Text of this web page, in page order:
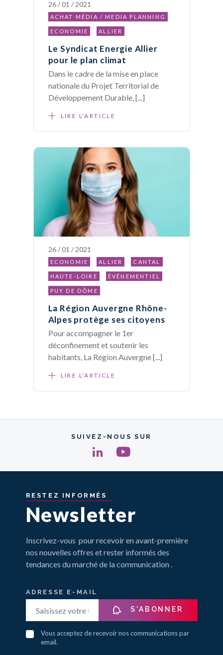
26 / 01 / 2021
ACHAT MÉDIA / MEDIA PLANNING
ECONOMIE ALLIER
Le Syndicat Energie Allier
pour le plan climat
Dans le cadre de la mise en place
nationale du Projet Territorial de
Développement Durable, [...]
LIRE L'ARTICLE
26 / 01 / 2021
ECONOMIE ALLIER CANTAL
HAUTE-LOIRE ÉVÉNEMENTIEL
PUY DE DÔME
La Région Auvergne Rhône-
Alpes protège ses citoyens
Pour accompagner le 1er
déconfinement et soutenir les
habitants, La Région Auvergne [...]
LIRE L'ARTICLE
SUIVEZ-NOUS SUR
RESTEZ INFORMÉS
Newsletter
Inscrivez-vous pour recevoir en avant-première
nos nouvelles offres et rester informés des
tendances du marché de la communication .
ADRESSE E-MAIL
S'ABONNER
Vous acceptez de recevoir nos communications par
email.